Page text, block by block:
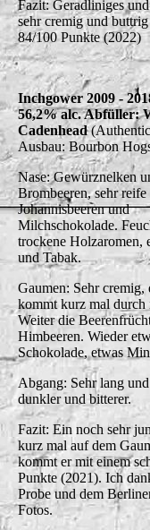
Fazit: Geradliniges
sehr cremig und
84/100 Punkte (2022)
Inchgower 2009 -
56,2% alc. Abfüller:
Cadenhead
Ausbau: Bourbon
Nase: Gewürznelken
Brombeeren, sehr reife
Johannisbeeren und
Milchschokolade.
trockene Holzaromen,
und Tabak.
Gaumen: Sehr
kommt kurz mal durch
Weiter die
Himbeeren. Wieder
Schokolade, etwas
Abgang: Sehr lang
dunkler und bitterer.
Fazit: Ein noch sehr
kurz mal auf dem
kommt er mit einem
Punkte (2021). Ich
Probe und dem
Fotos.